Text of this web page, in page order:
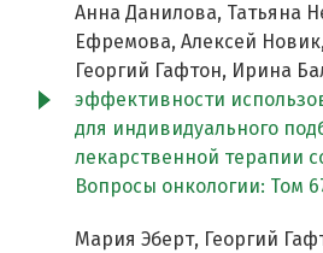
Анна Данилова, Татьяна
Ефремова, Алексей
Георгий Гафтон, Ирина
эффективности
для индивидуального
лекарственной терапии
Вопросы онкологии: Том
Мария Эберт, Георгий